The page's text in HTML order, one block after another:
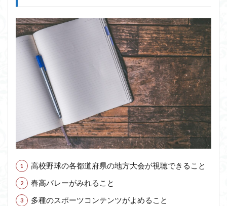
高校野球の各都道府県の地方大会が視聴できること
春高バレーがみれること
多種のスポーツコンテンツがよめること